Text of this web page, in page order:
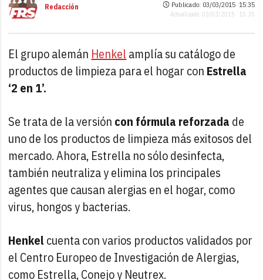
Redacción Publicado: 03/03/2015 ·15:35
Actualizado: 03/03/2015 · 15:35
El grupo alemán Henkel amplía su catálogo de
productos de limpieza para el hogar con Estrella
‘2 en 1’.
Se trata de la versión con fórmula reforzada de
uno de los productos de limpieza más exitosos del
mercado. Ahora, Estrella no sólo desinfecta,
también neutraliza y elimina los principales
agentes que causan alergias en el hogar, como
virus, hongos y bacterias.
Henkelcuenta con varios productos validados por
el Centro Europeo de Investigación de Alergias,
como Estrella, Conejo y Neutrex.